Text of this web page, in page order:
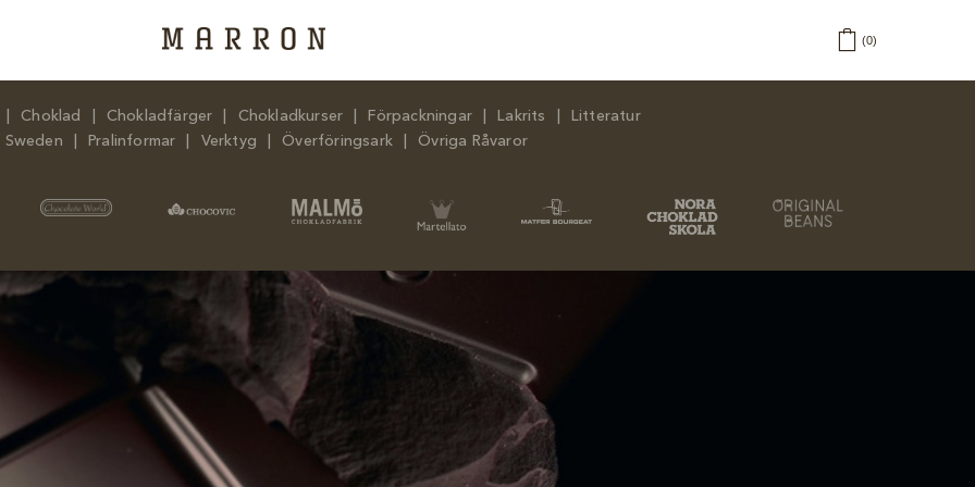
0
Choklad Chokladfärger Chokladkurser Förpackningar Lakrits
Litteratur
Sweden
Pralinformar Verktyg Överföringsark Övriga Råvaror